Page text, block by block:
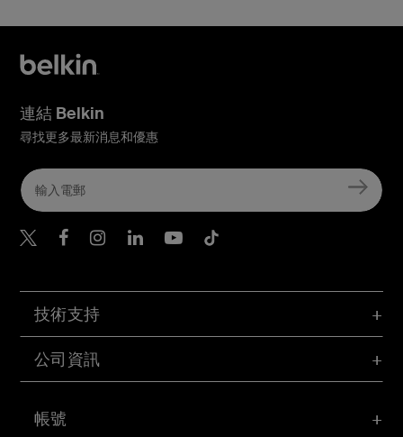
帳號
技術支持
公司資訊
連結 Belkin
尋找更多最新消息和優惠
Belkin Twitter
Belkin Hong Kong
Belkin Instagram
Belkin Hong Kong
Belkin Youtube
Belkin TikTok